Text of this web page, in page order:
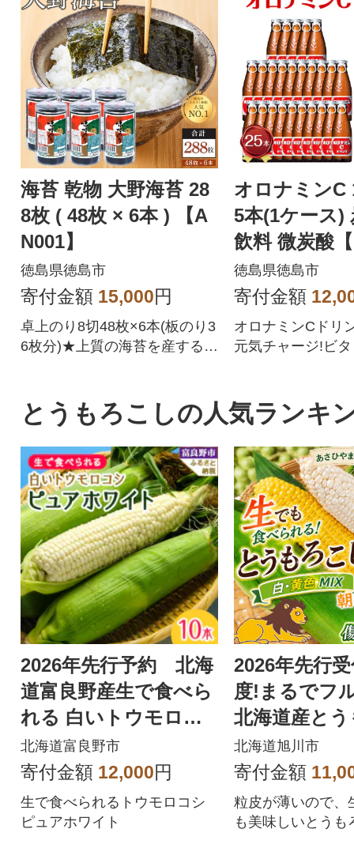
海苔 乾物 大野海苔 28
8枚 ( 48枚 × 6本 ) 【A
N001】
徳島県徳島市
寄付金額 15,000円
卓上のり8切48枚×6本(板のり3
6枚分)★上質の海苔を産するこ
厳選いたしました。
オロナミンC 120ml×2
5本(1ケース)
飲料 微炭酸
徳島県徳島市
寄付金額
オロナミンCドリ
元気チャージ!ビ
で、着色料不使用
計。120mlの飲み
から、子供から年
手軽に栄養補給で
栄養ドリンクです!
とうもろこしの人気ランキ
2026年先行予約 北海
道富良野産生で食べら
れる 白いトウモロコ
シ ピュアホワイト10
本入り
北海道富良野市
寄付金額 12,000円
生で食べられるトウモロコシ
ピュアホワイト
2026年先行
度!まるでフ
北海道産と
食べ比べ10
02157
北海道旭川市
寄付金額
粒皮が薄いので、
も美味しいとうも